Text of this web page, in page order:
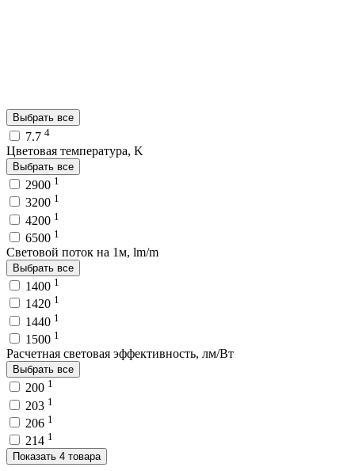
Выбрать все
7.7 4
Цветовая температура, K
Выбрать все
2900 1
3200 1
4200 1
6500 1
Световой поток на 1м, lm/m
Выбрать все
1400 1
1420 1
1440 1
1500 1
Расчетная световая эффективность, лм/Вт
Выбрать все
200 1
203 1
206 1
214 1
Показать 4 товара